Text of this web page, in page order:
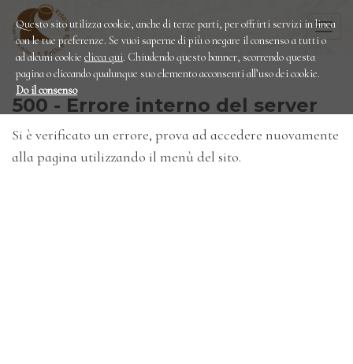
500 - Errore interno del server
Si è verificato un errore, prova ad accedere nuovamente
alla pagina utilizzando il menù del sito.
Questo sito utilizza cookie, anche di terze parti, per offrirti servizi in linea
con le tue preferenze. Se vuoi saperne di più o negare il consenso a tutti o
ad alcuni cookie clicca qui. Chiudendo questo banner, scorrendo questa
pagina o cliccando qualunque suo elemento acconsenti all’uso dei cookie.
Do il consenso